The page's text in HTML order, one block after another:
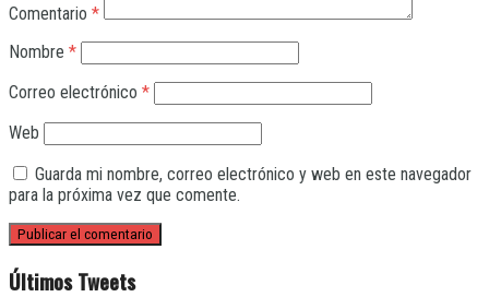
Comentario *
Nombre *
Correo electrónico *
Web
Guarda mi nombre, correo electrónico y web en este navegador
para la próxima vez que comente.
Últimos Tweets